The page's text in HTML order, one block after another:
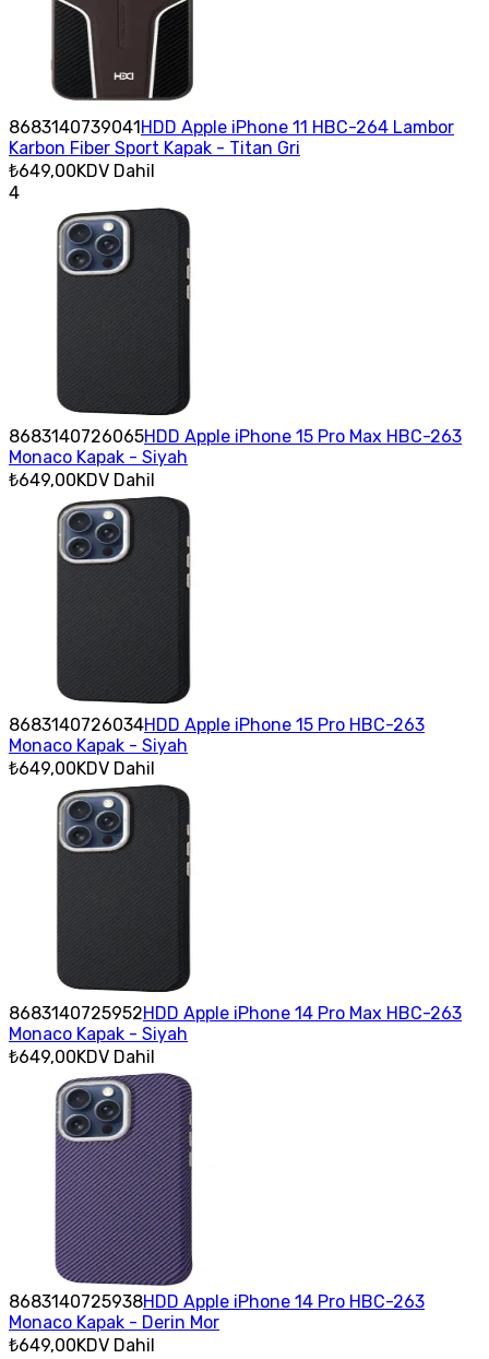
8683140739041HDD Apple iPhone 11 HBC-264 Lambor
Karbon Fiber Sport Kapak - Titan Gri
₺649,00KDV Dahil
4
8683140726065HDD Apple iPhone 15 Pro Max HBC-263
Monaco Kapak - Siyah
₺649,00KDV Dahil
8683140726034HDD Apple iPhone 15 Pro HBC-263
Monaco Kapak - Siyah
₺649,00KDV Dahil
8683140725952HDD Apple iPhone 14 Pro Max HBC-263
Monaco Kapak - Siyah
₺649,00KDV Dahil
8683140725938HDD Apple iPhone 14 Pro HBC-263
Monaco Kapak - Derin Mor
₺649,00KDV Dahil